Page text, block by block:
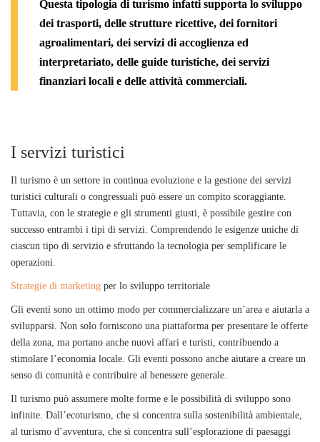
Questa tipologia di turismo infatti supporta lo sviluppo
dei trasporti, delle strutture ricettive, dei fornitori
agroalimentari, dei servizi di accoglienza ed
interpretariato, delle guide turistiche, dei servizi
finanziari locali e delle attività commerciali.
I servizi turistici
Il turismo è un settore in continua evoluzione e la gestione dei servizi
turistici culturali o congressuali può essere un compito scoraggiante.
Tuttavia, con le strategie e gli strumenti giusti, è possibile gestire con
successo entrambi i tipi di servizi. Comprendendo le esigenze uniche di
ciascun tipo di servizio e sfruttando la tecnologia per semplificare le
operazioni.
Strategie di marketing per lo sviluppo territoriale
Gli eventi sono un ottimo modo per commercializzare un’area e aiutarla a
svilupparsi. Non solo forniscono una piattaforma per presentare le offerte
della zona, ma portano anche nuovi affari e turisti, contribuendo a
stimolare l’economia locale. Gli eventi possono anche aiutare a creare un
senso di comunità e contribuire al benessere generale.
Il turismo può assumere molte forme e le possibilità di sviluppo sono
infinite. Dall’ecoturismo, che si concentra sulla sostenibilità ambientale,
al turismo d’avventura, che si concentra sull’esplorazione di paesaggi